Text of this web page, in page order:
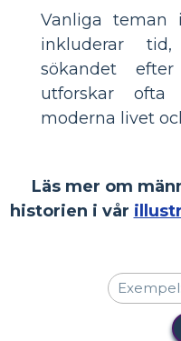
Vanliga teman
inkluderar
sökandet
utforskar
moderna livet
Läs mer om
historien i vår